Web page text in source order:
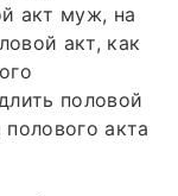
акт муж, на
акт, как
половой
акта